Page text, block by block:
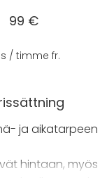
ja iso laituri
99 €
/ timme fr.
ja
hintaan,